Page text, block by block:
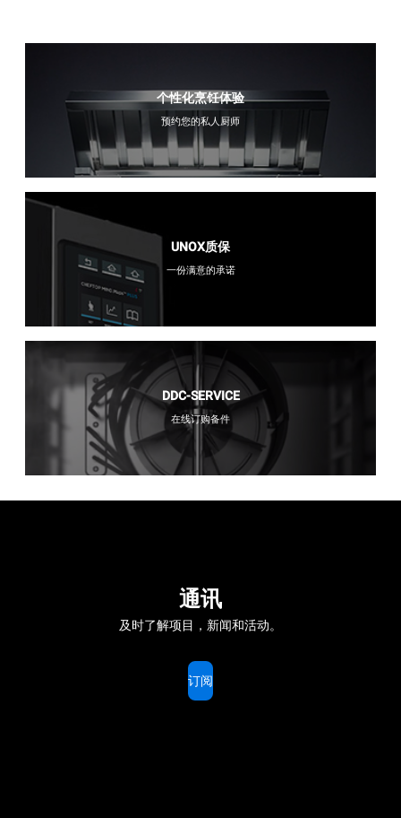
个性化烹饪体验
预约您的私人厨师
UNOX质保
一份满意的承诺
DDC-SERVICE
在线订购备件
通讯
及时了解项目，新闻和活动。
订阅